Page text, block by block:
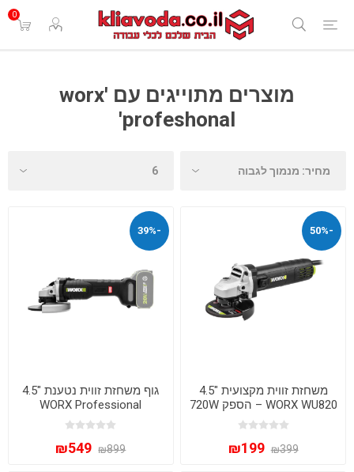
0
מוצרים מתוייגים עם 'worx
profeshonal'
-50%
משחזת זווית מקצועית "4.5
WORX WU820 – הספק 720W
בעיצוב Slim ארגונומי
₪399
₪199
-39%
גוף משחזת זווית נטענת "4.5
WORX Professional
WU809.91 20V BRUSHLESS
– מנוע ללא פחמים
₪899
₪549